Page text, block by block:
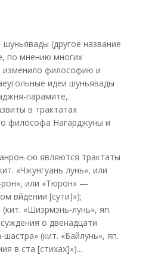
(другое название
по мнению многих
изменило философию и
идеи шуньявады
парамите,
в трактатах
философа Нагарджуны и
сю являются трактаты
«Чжунгуань лунь», или
рон», или «Тюрон» —
вйдении [сути]»);
«Шиэрмэнь-лунь», яп.
о двенадцати
(кит. «Байлунь», яп.
в ста [стихах]»)...